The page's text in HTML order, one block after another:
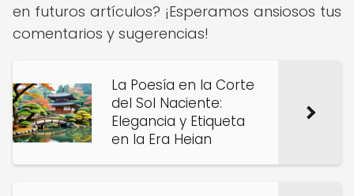
en futuros artículos? ¡Esperamos ansiosos tus
comentarios y sugerencias!
La Poesía en la Corte
del Sol Naciente:
Elegancia y Etiqueta
en la Era Heian